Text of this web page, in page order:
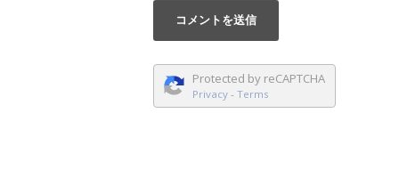
Protected by reCAPTCHA
Privacy - Terms